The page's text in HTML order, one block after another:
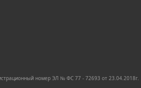
номер ЭЛ № ФС 77 - 72693 от 23.04.2018г.